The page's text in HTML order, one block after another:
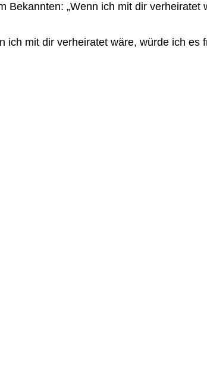
Bekannten: „Wenn ich mit dir verheiratet
ich mit dir verheiratet wäre, würde ich es